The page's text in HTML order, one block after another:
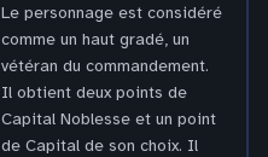
Le personnage est considéré
comme un haut gradé, un
vétéran du commandement.
Il obtient deux points de
Capital Noblesse et un point
de Capital de son choix. Il